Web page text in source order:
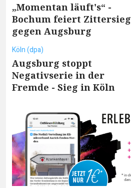
„Momentan läuft's“ -
Bochum feiert Zittersieg
gegen Augsburg
Köln (dpa)
Augsburg stoppt
Negativserie in der
Fremde - Sieg in Köln